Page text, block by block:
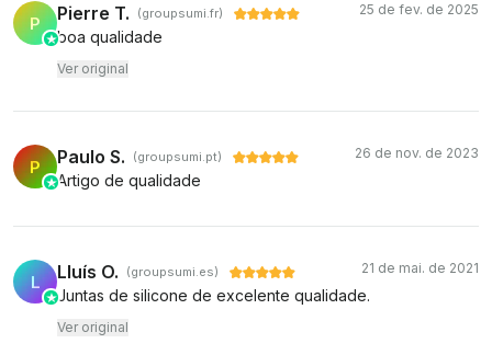
P Pierre T. (groupsumi.fr) 25 de fev. de 2025
boa qualidade
Ver original
P Paulo S. (groupsumi.pt) 26 de nov. de 2023
Artigo de qualidade
L Lluís O. (groupsumi.es) 21 de mai. de 2021
Juntas de silicone de excelente qualidade.
Ver original